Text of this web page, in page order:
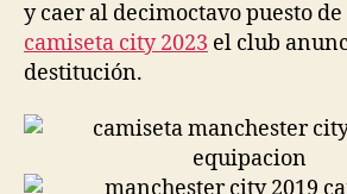
y caer al decimoctavo puesto
camiseta city 2023 el club
destitución.